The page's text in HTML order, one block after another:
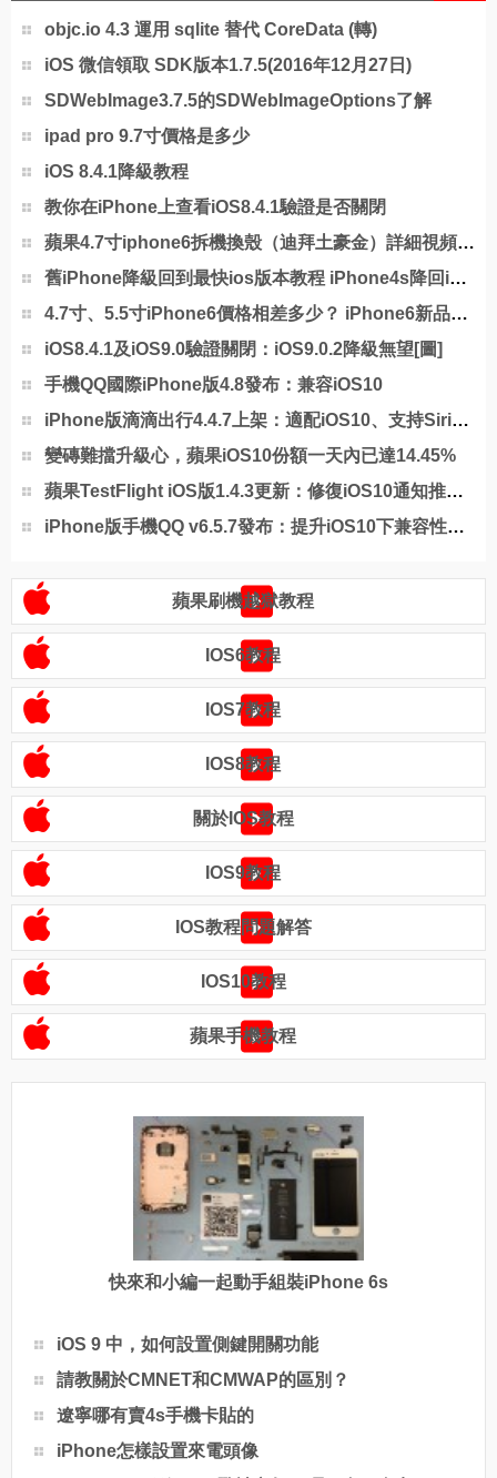
objc.io 4.3 運用 sqlite 替代 CoreData (轉)
iOS 微信領取 SDK版本1.7.5(2016年12月27日)
SDWebImage3.7.5的SDWebImageOptions了解
ipad pro 9.7寸價格是多少
iOS 8.4.1降級教程
教你在iPhone上查看iOS8.4.1驗證是否關閉
蘋果4.7寸iphone6拆機換殼（迪拜土豪金）詳細視頻教程[多圖]
舊iPhone降級回到最快ios版本教程 iPhone4s降回ios8.4.1教程[圖]
4.7寸、5.5寸iPhone6價格相差多少？ iPhone6新品選購指南[圖]
iOS8.4.1及iOS9.0驗證關閉：iOS9.0.2降級無望[圖]
手機QQ國際iPhone版4.8發布：兼容iOS10
iPhone版滴滴出行4.4.7上架：適配iOS10、支持Siri語音叫車
變磚難擋升級心，蘋果iOS10份額一天內已達14.45%
蘋果TestFlight iOS版1.4.3更新：修復iOS10通知推送問題
iPhone版手機QQ v6.5.7發布：提升iOS10下兼容性和穩定性
蘋果刷機越獄教程
IOS6教程
IOS7教程
IOS8教程
關於IOS教程
IOS9教程
IOS教程問題解答
IOS10教程
蘋果手機教程
快來和小編一起動手組裝iPhone 6s
iOS 9 中，如何設置側鍵開關功能
請教關於CMNET和CMWAP的區別？
遼寧哪有賣4s手機卡貼的
iPhone怎樣設置來電頭像